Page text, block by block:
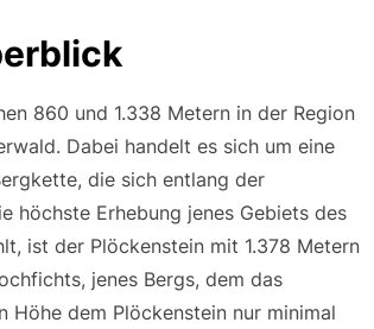
860 und 1.338 Metern in der Region
Dabei handelt es sich um eine
die sich entlang der
höchste Erhebung jenes Gebiets des
ist der Plöckenstein mit 1.378 Metern
jenes Bergs, dem das
Höhe dem Plöckenstein nur minimal